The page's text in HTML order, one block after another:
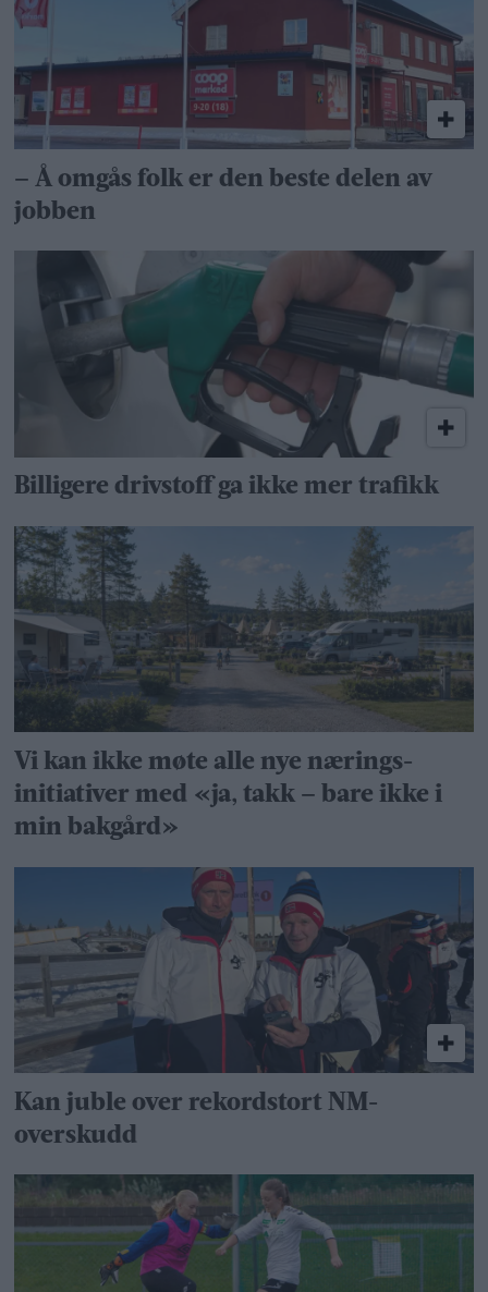
– Å omgås folk er den beste delen av
jobben
Billigere drivstoff ga ikke mer trafikk
Vi kan ikke møte alle nye nærings­
initiativer med «ja, takk – bare ikke i
min bakgård»
Kan juble over rekordstort NM-
overskudd